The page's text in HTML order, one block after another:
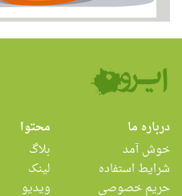
درباره ما
خوش آمد
شرایط استفاده
حریم خصوصی
محتوا
بلاگ
لینک
ویدیو